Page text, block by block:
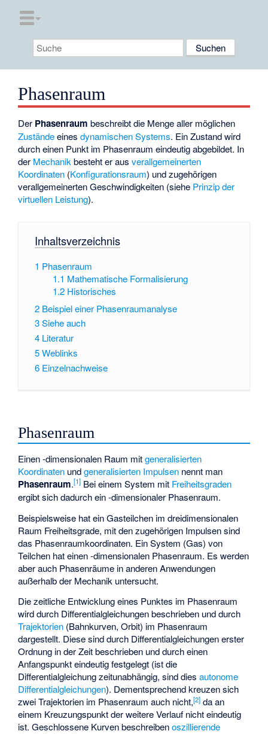
Phasenraum
Der Phasenraum beschreibt die Menge aller möglichen
Zuständeeinesdynamischen Systems. Ein Zustand wird
durch einen Punkt im Phasenraum eindeutig abgebildet. In
der Mechanikbesteht er ausverallgemeinerten
Koordinaten (Konfigurationsraum) und zugehörigen
verallgemeinerten Geschwindigkeiten (siehe Prinzip der
virtuellen Leistung).
Inhaltsverzeichnis
1 Phasenraum
1.1 Mathematische Formalisierung
1.2 Historisches
2 Beispiel einer Phasenraumanalyse
3Siehe auch
4 Literatur
5Weblinks
6 Einzelnachweise
Phasenraum
Einen-dimensionalen Raum mitgeneralisierten
Koordinaten undgeneralisierten Impulsen nennt man
Phasenraum.[1] Bei einem System mit Freiheitsgraden
ergibt sich dadurch ein-dimensionaler Phasenraum.
Beispielsweise hat ein Gasteilchen im dreidimensionalen
Raum Freiheitsgrade, mit den zugehörigen Impulsen sind
das Phasenraumkoordinaten. Ein System (Gas) von
Teilchen hat einen-dimensionalen Phasenraum. Es werden
aber auch Phasenräume in anderen Anwendungen
außerhalb der Mechanik untersucht.
Die zeitliche Entwicklung eines Punktes im Phasenraum
wird durch Differentialgleichungen beschrieben und durch
Trajektorien (Bahnkurven, Orbit) im Phasenraum
dargestellt. Diese sind durch Differentialgleichungen erster
Ordnung in der Zeit beschrieben und durch einen
Anfangspunkt eindeutig festgelegt (ist die
Differentialgleichung zeitunabhängig, sind diesautonome
Differentialgleichungen). Dementsprechend kreuzen sich
zwei Trajektorien im Phasenraum auch nicht,[2] da an
einem Kreuzungspunkt der weitere Verlauf nicht eindeutig
ist. Geschlossene Kurven beschreibenoszillierende